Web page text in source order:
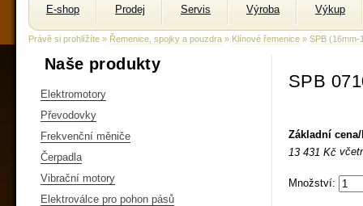
E-shop Prodej Servis Výroba Výkup
Právě si prohlížíte » Řemenice, spojky a pouzdra » Klínové řemenice » SPB (16mm-
Naše produkty
Elektromotory
Převodovky
Frekvenční měniče
Čerpadla
Vibrační motory
Elektroválce pro pohon pásů
SPB
Základní
13 431 Kč
Množství: